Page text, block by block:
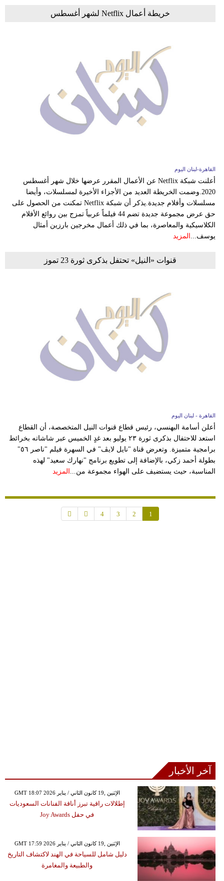
خريطة أعمال Netflix لشهر أغسطس
القاهرة-لبنان اليوم
أعلنت شبكة Netflix عن الأعمال المقرر عرضها خلال شهر أغسطس
2020.وضمت الخريطة العديد من الأجزاء الأخيرة لمسلسلات، وأيضا
مسلسلات وأفلام جديدة.يذكر أن شبكة Netflix تمكنت من الحصول على
حق عرض مجموعة جديدة تضم 44 فيلماً عربياً تمزج بين روائع الأفلام
الكلاسيكية والمعاصرة، بما في ذلك أعمال مخرجين بارزين أمثال
يوسف... المزيد
قنوات «النيل» تحتفل بذكرى ثورة 23 تموز
القاهرة - لبنان اليوم
أعلن أسامة البهنسي، رئيس قطاع قنوات النيل المتخصصة، أن القطاع
استعد للاحتفال بذكرى ثورة ٢٣ يوليو بعد غدٍ الخميس عبر شاشاته بخرائط
برامجية متميزة. وتعرض قناة "نايل لايڤ" في السهرة فيلم "ناصر ٥٦"
بطولة أحمد زكي، بالإضافة إلى تطويع برنامج "نهارك سعيد" لهذه
المناسبة، حيث يستضيف على الهواء مجموعة من... المزيد
1
2
3
4
آخر الأخبار
GMT 18:07 2026 الإثنين ,19 كانون الثاني / يناير
إطلالات راقية تبرز أناقة الفنانات السعوديات
في حفل Joy Awards
GMT 17:59 2026 الإثنين ,19 كانون الثاني / يناير
دليل شامل للسياحة في الهند لاكتشاف التاريخ
والطبيعة والمغامرة